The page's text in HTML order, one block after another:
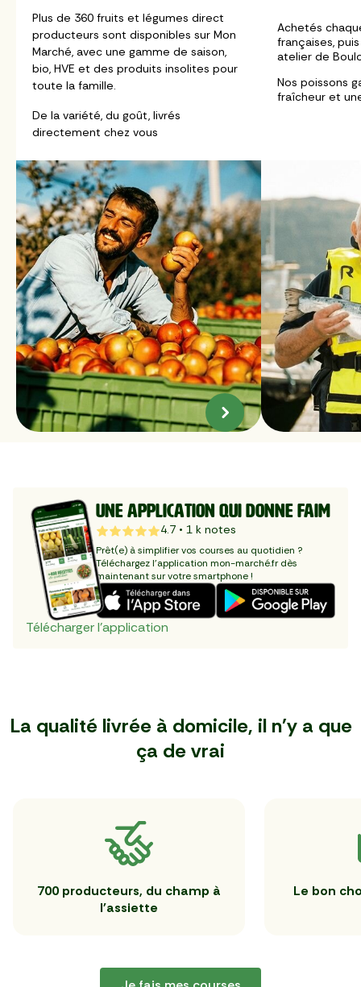
Plus de 360 fruits et légumes direct
producteurs sont disponibles sur Mon
Marché, avec une gamme de saison,
bio, HVE et des produits insolites pour
toute la famille.
De la variété, du goût, livrés
directement chez vous
Achetés
françaises,
atelier de
Nos poissons
fraîcheur et
UNE APPLICATION QUI DONNE FAIM
4.7 •1 k notes
Prêt(e) à simplifier vos courses au quotidien ?
Téléchargez l'application mon-marché.fr dès
maintenant sur votre smartphone !
Télécharger l’application
La qualité livrée à domicile, il n'y a que
ça de vrai
700 producteurs, du champ à
l'assiette
Le bon